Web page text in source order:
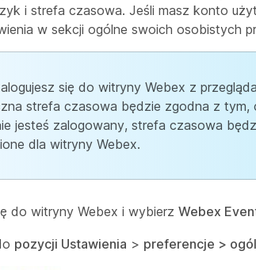
i strefa czasowa. Jeśli masz konto
w sekcji ogólne swoich osobistych
się do witryny Webex z
strefa czasowa będzie zgodna z tym,
jesteś zalogowany, strefa czasowa
dla witryny Webex.
do witryny Webex i wybierz Webex
pozycji Ustawienia > preferencje >